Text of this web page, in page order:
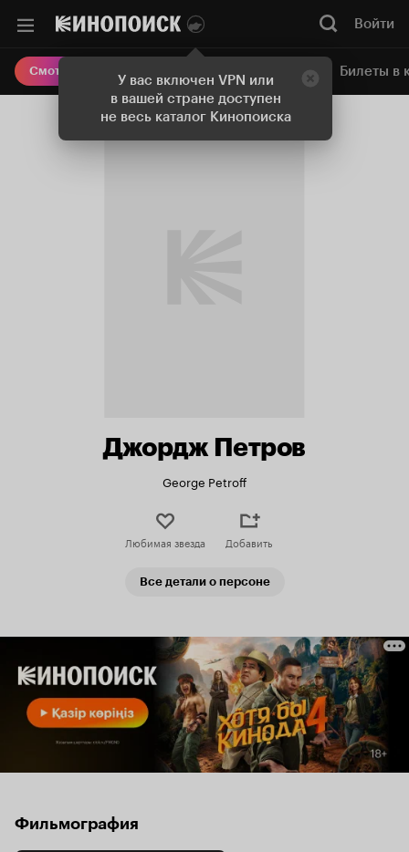
У вас включен VPN или
в вашей стране доступен
не весь каталог Кинопоиска
Войти
Смотреть кино Онлайн-кинотеатр Билеты в
Джордж Петров
George Petroff
Любимая звезда Добавить
Все детали о персоне
Фильмография